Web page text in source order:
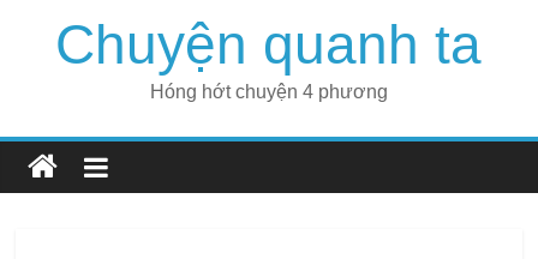
Chuyện quanh ta
Hóng hớt chuyện 4 phương